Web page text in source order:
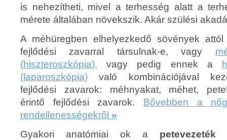
is nehezítheti, mivel a terhesség alatt a
mérete általában növekszik. Akár szülési
A méhüregben elhelyezkedő sövények
fejlődési zavarral társulnak-e, vagy
(hiszteroszkópia), vagy pedig ennek a
(laparoszkópia) való kombinációjával
fejlődési zavarok: méhnyakat, méhet,
érintő fejlődési zavarok. Bővebben a
rendellenességekről »
Gyakori anatómiai ok a petevezeték